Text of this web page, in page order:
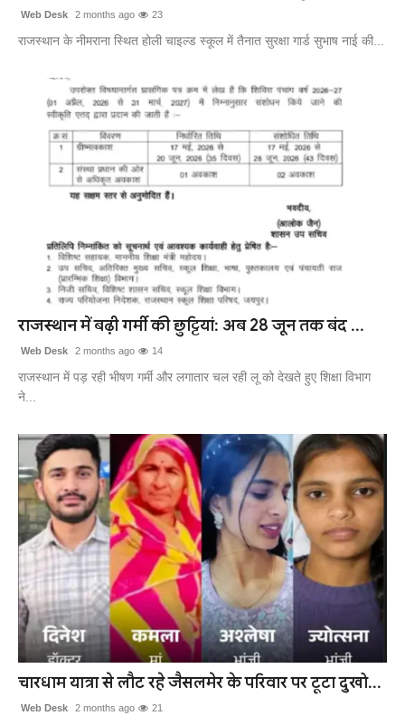
Web Desk 2 months ago 23
राजस्थान के नीमराना स्थित होली चाइल्ड स्कूल में तैनात सुरक्षा गार्ड सुभाष नाई की...
राजस्थान में बढ़ी गर्मी की छुट्टियां: अब 28 जून तक बंद ...
Web Desk 2 months ago 14
राजस्थान में पड़ रही भीषण गर्मी और लगातार चल रही लू को देखते हुए शिक्षा विभाग
ने...
चारधाम यात्रा से लौट रहे जैसलमेर के परिवार पर टूटा दुखो...
Web Desk 2 months ago 21